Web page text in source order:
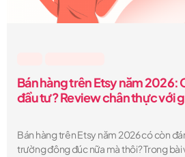
Bán hàng trên Etsy năm 2026:
đầu tư? Review chân thực với
Bán hàng trên Etsy năm 2026 có còn
trường đông đúc nữa mà thôi? Trong bài